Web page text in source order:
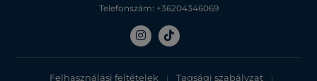
Telefonszám: +36204346069
Felhasználási feltételek | Tagsági szabályzat |